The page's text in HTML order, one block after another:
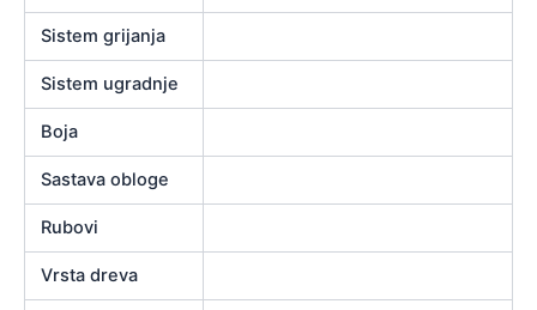
Sistem grijanja
Sistem ugradnje
Boja
Sastava obloge
Rubovi
Vrsta dreva